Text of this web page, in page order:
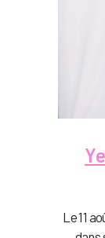
Le 11